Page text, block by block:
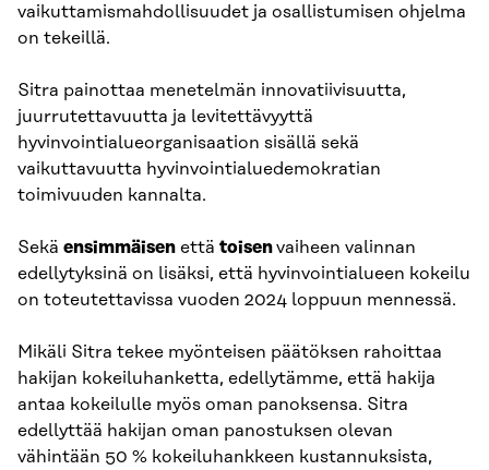
vaikuttamismahdollisuudet ja osallistumisen ohjelma
on tekeillä.
Sitra painottaa menetelmän innovatiivisuutta,
juurrutettavuutta ja levitettävyyttä
hyvinvointialueorganisaation sisällä sekä
vaikuttavuutta hyvinvointialuedemokratian
toimivuuden kannalta.
Sekä ensimmäisen että toisenvaiheen valinnan
edellytyksinä on lisäksi, että hyvinvointialueen kokeilu
on toteutettavissa vuoden 2024 loppuun mennessä.
Mikäli Sitra tekee myönteisen päätöksen rahoittaa
hakijan kokeiluhanketta, edellytämme, että hakija
antaa kokeilulle myös oman panoksensa. Sitra
edellyttää hakijan oman panostuksen olevan
vähintään 50 % kokeiluhankkeen kustannuksista,